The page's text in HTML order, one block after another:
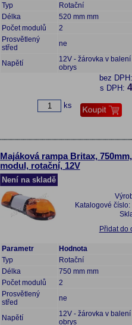
Typ
Rotační
Délka
520 mm mm
Počet modulů
2
Prosvětlený
střed
ne
Napětí
12V - žárovka v balení
obrys
bez
s DPH:
ks
Majáková rampa Britax,
modul, rotační, 12V
Není na skladě
Katalogové číslo:
Přidat do
Parametr
Hodnota
Typ
Rotační
Délka
750 mm mm
Počet modulů
2
Prosvětlený
střed
ne
Napětí
12V - žárovka v balení
obrys